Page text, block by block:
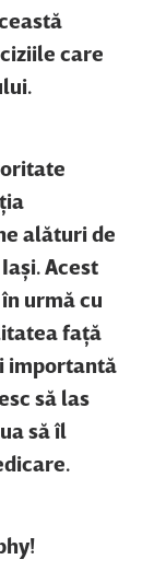
care
alături de
Acest
urmă cu
faţă
importantă
să las
să îl